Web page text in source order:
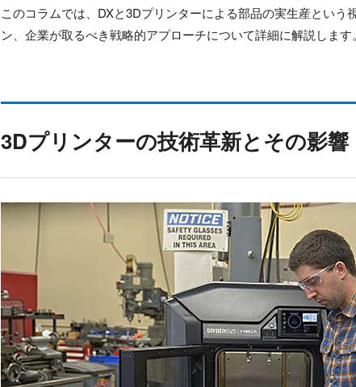
このコラムでは、DXと3Dプリンターによる部品の実生産という
ン、企業が取るべき戦略的アプローチについて詳細に解説します。
3Dプリンターの技術革新とその影響